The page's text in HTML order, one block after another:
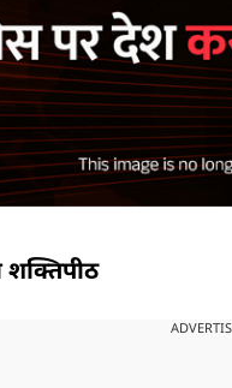
शक्तिपीठ